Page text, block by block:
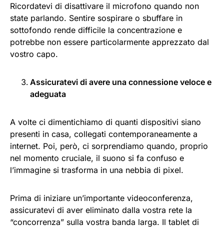
Ricordatevi di disattivare il microfono quando non
state parlando. Sentire sospirare o sbuffare in
sottofondo rende difficile la concentrazione e
potrebbe non essere particolarmente apprezzato dal
vostro capo.
Assicuratevi di avere una connessione veloce e
adeguata
A volte ci dimentichiamo di quanti dispositivi siano
presenti in casa, collegati contemporaneamente a
internet. Poi, però, ci sorprendiamo quando, proprio
nel momento cruciale, il suono si fa confuso e
l’immagine si trasforma in una nebbia di pixel.
Prima di iniziare un’importante videoconferenza,
assicuratevi di aver eliminato dalla vostra rete la
“concorrenza” sulla vostra banda larga. Il tablet di